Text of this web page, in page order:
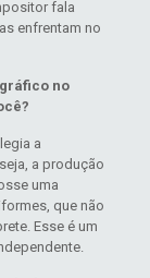
fala
enfrentam no
no
a
a produção
uma
que não
Esse é um